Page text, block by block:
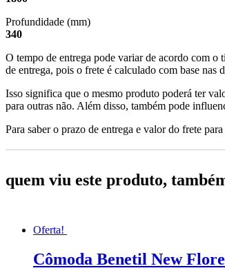
Profundidade (mm)
340
O tempo de entrega pode variar de acordo com
de entrega, pois o frete é calculado com base
Isso significa que o mesmo produto poderá ter
para outras não. Além disso, também pode
Para saber o prazo de entrega e valor do frete
quem viu este produto,
Oferta!
Cômoda Benetil New